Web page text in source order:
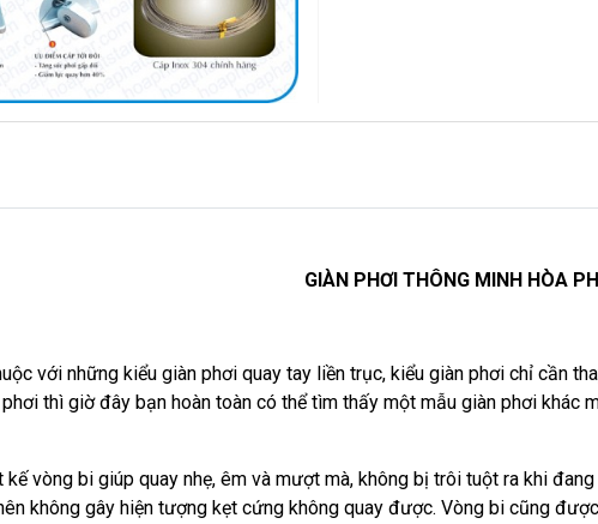
GIÀN PHƠI THÔNG MINH HÒA
với những kiểu giàn phơi quay tay liền trục, kiểu giàn phơi chỉ cần
thì giờ đây bạn hoàn toàn có thể tìm thấy một mẫu giàn phơi khác
vòng bi giúp quay nhẹ, êm và mượt mà, không bị trôi tuột ra khi
không gây hiện tượng kẹt cứng không quay được. Vòng bi cũng